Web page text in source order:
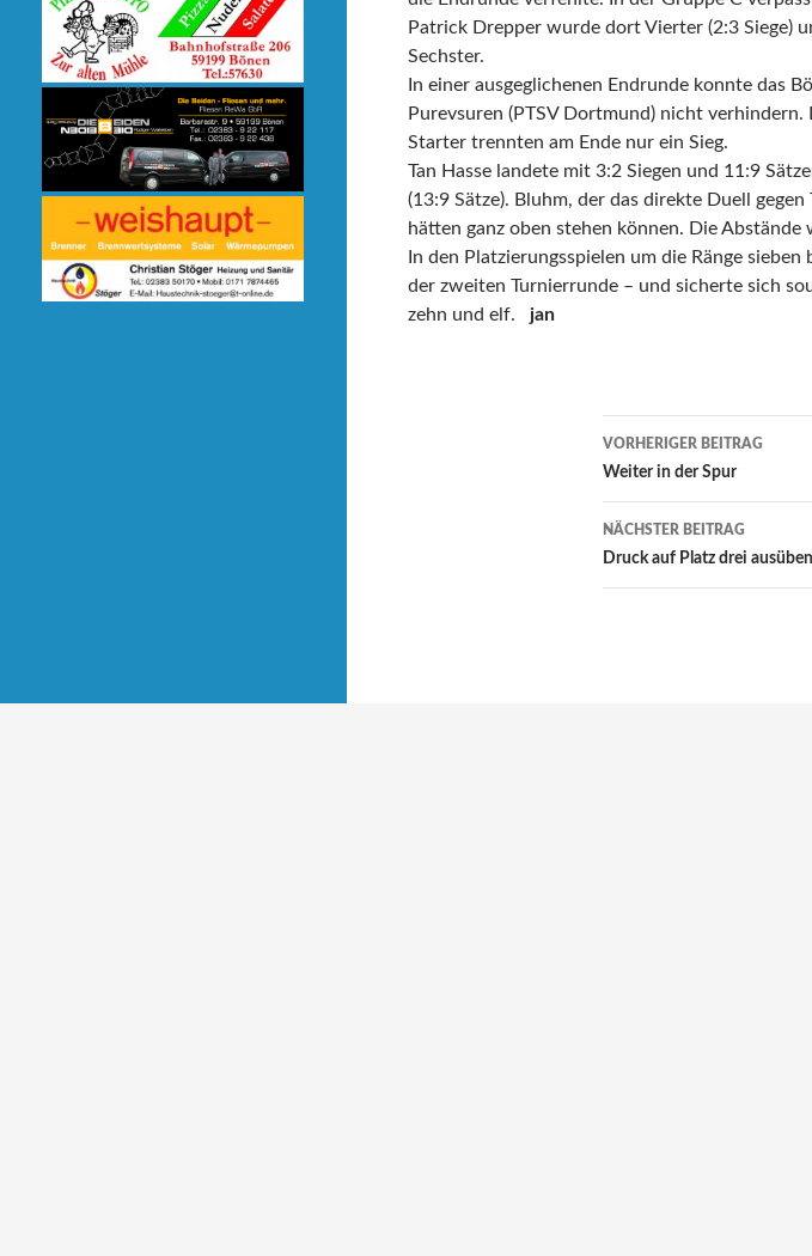
Patrick Drepper wurde dort Vierter (2:3 Siege)
Sechster.
In einer ausgeglichenen Endrunde konnte das
Purevsuren (PTSV Dortmund) nicht
Starter trennten am Ende nur ein Sieg.
Tan Hasse landete mit 3:2 Siegen und 11:9
(13:9 Sätze). Bluhm, der das direkte Duell
hätten ganz oben stehen können. Die Abstände
In den Platzierungsspielen um die Ränge
der zweiten Turnierrunde – und sicherte sich
zehn und elf.
jan
Beitrags-
Navigation
VORHERIGER BEITRAG
Weiter in der Spur
NÄCHSTER BEITRAG
Druck auf Platz drei ausüben